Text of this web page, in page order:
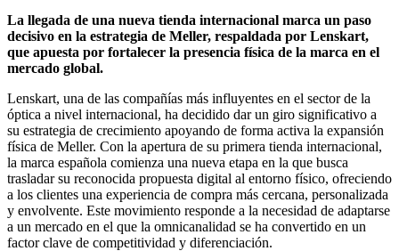
La llegada de una nueva tienda internacional marca un paso
decisivo en la estrategia de Meller, respaldada por Lenskart,
que apuesta por fortalecer la presencia física de la marca en el
mercado global.
Lenskart, una de las compañías más influyentes en el sector de la
óptica a nivel internacional, ha decidido dar un giro significativo a
su estrategia de crecimiento apoyando de forma activa la expansión
física de Meller. Con la apertura de su primera tienda internacional,
la marca española comienza una nueva etapa en la que busca
trasladar su reconocida propuesta digital al entorno físico, ofreciendo
a los clientes una experiencia de compra más cercana, personalizada
y envolvente. Este movimiento responde a la necesidad de adaptarse
a un mercado en el que la omnicanalidad se ha convertido en un
factor clave de competitividad y diferenciación.